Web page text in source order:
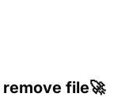
file🚀